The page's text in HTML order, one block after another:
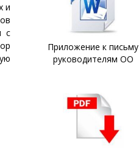
и
с
Приложение к письму
руководителям ОО